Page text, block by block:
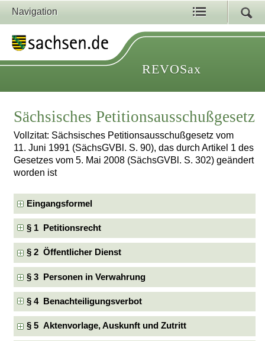
Navigation
REVOSax
Sächsisches Petitionsausschußgesetz
Vollzitat: Sächsisches Petitionsausschußgesetz vom
11. Juni 1991 (SächsGVBl. S. 90), das durch Artikel 1 des
Gesetzes vom 5. Mai 2008 (SächsGVBl. S. 302) geändert
worden ist
Eingangsformel
§ 1 Petitionsrecht
§ 2 Öffentlicher Dienst
§ 3 Personen in Verwahrung
§ 4 Benachteiligungsverbot
§ 5 Aktenvorlage, Auskunft und Zutritt